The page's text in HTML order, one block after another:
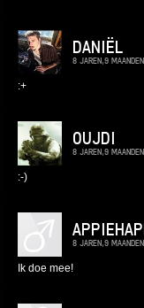
DANIËL
8 JAREN,9
:+
OUJDI
8 JAREN,9
:-)
8 JAREN,9
Ik doe mee!